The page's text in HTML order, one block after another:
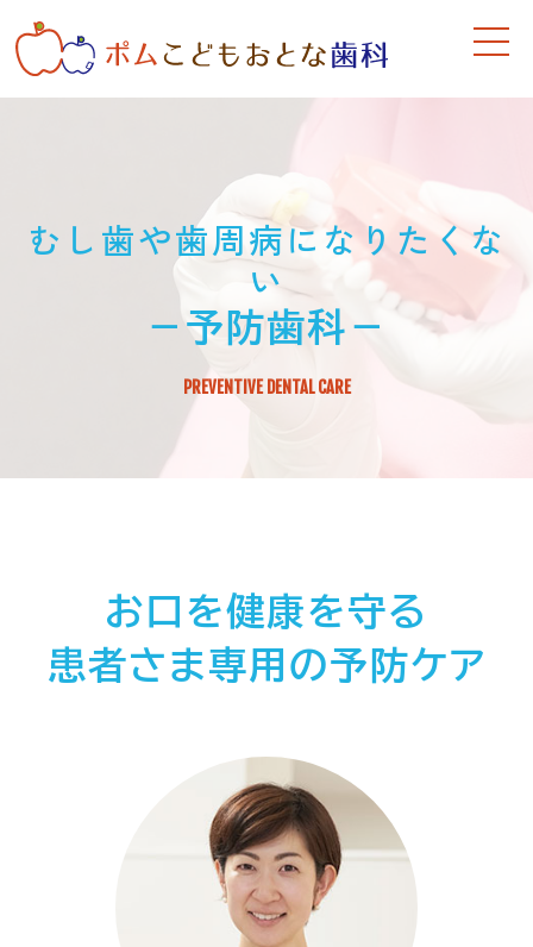
むし歯や歯周病になりたくな
い
－予防歯科－
PREVENTIVE DENTAL CARE
お口を健康を守る
患者さま専用の予防ケア